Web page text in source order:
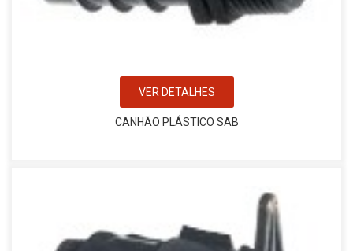
VER DETALHES
CANHÃO PLÁSTICO SAB